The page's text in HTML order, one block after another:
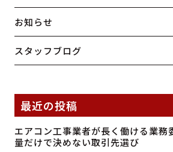
お知らせ
スタッフブログ
最近の投稿
エアコン工事業者が長く働ける業務
量だけで決めない取引先選び